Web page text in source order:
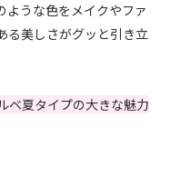
ような色をメイクやファ
る美しさがグッと引き立
ベ夏タイプの大きな魅力